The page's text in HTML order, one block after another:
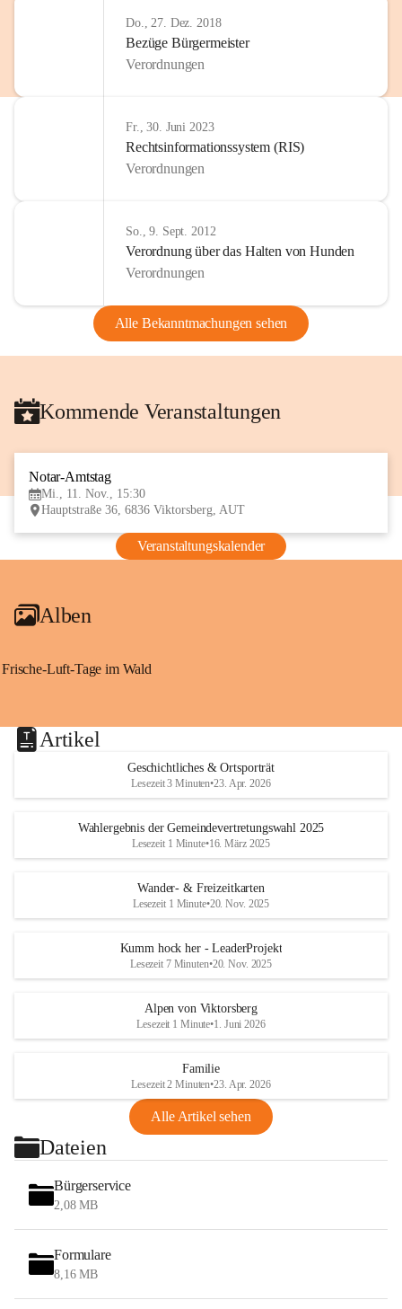
Do., 27. Dez. 2018
Bezüge Bürgermeister
Verordnungen
Fr., 30. Juni 2023
Rechtsinformationssystem (RIS)
Verordnungen
So., 9. Sept. 2012
Verordnung über das Halten von Hunden
Verordnungen
Alle Bekanntmachungen sehen
Kommende Veranstaltungen
Notar-Amtstag
Mi., 11. Nov., 15:30
Hauptstraße 36, 6836 Viktorsberg, AUT
Veranstaltungskalender
Alben
Frische-Luft-Tage im Wald
Artikel
Geschichtliches & Ortsporträt
Lesezeit 3 Minuten•23. Apr. 2026
Wahlergebnis der Gemeindevertretungswahl 2025
Lesezeit 1 Minute•16. März 2025
Wander- & Freizeitkarten
Lesezeit 1 Minute•20. Nov. 2025
Kumm hock her - LeaderProjekt
Lesezeit 7 Minuten•20. Nov. 2025
Alpen von Viktorsberg
Lesezeit 1 Minute•1. Juni 2026
Familie
Lesezeit 2 Minuten•23. Apr. 2026
Alle Artikel sehen
Dateien
Bürgerservice
2,08 MB
Formulare
8,16 MB